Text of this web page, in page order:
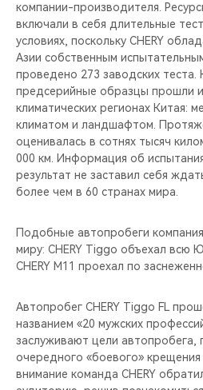
CHERY ДЛЯ ДЕТЕЙ
компании-производителя.
включали в себя длительные
условиях, поскольку CHERY
Азии собственным
проведено 273 заводских теста.
предсерийные образцы прошли
климатических регионах Китая:
климатом и ландшафтом.
оценивалась в сотнях тысяч
000 км. Информация об
результат не заставил себя
более чем в 60 странах мира.
Подобные автопробеги
миру: CHERY Tiggo объехал всю
CHERY M11 проехал по
Автопробег CHERY Tiggo FL
названием «20 мужских
заслуживают цели автопробега,
очередного «боевого»
внимание команда CHERY